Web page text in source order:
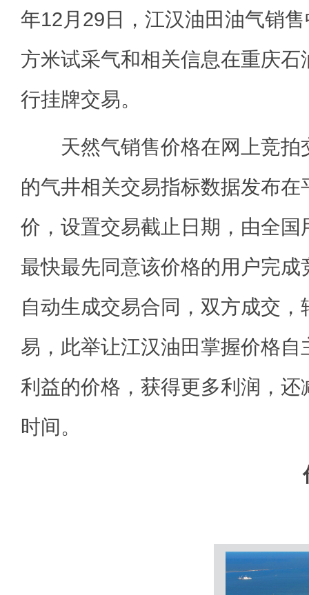
年12月29日，江汉油田油气销
方米试采气和相关信息在重庆
行挂牌交易。
天然气销售价格在网上竞拍
的气井相关交易指标数据发布
价，设置交易截止日期，由全国
最快最先同意该价格的用户完成
自动生成交易合同，双方成交
易，此举让江汉油田掌握价格
利益的价格，获得更多利润，还
时间。